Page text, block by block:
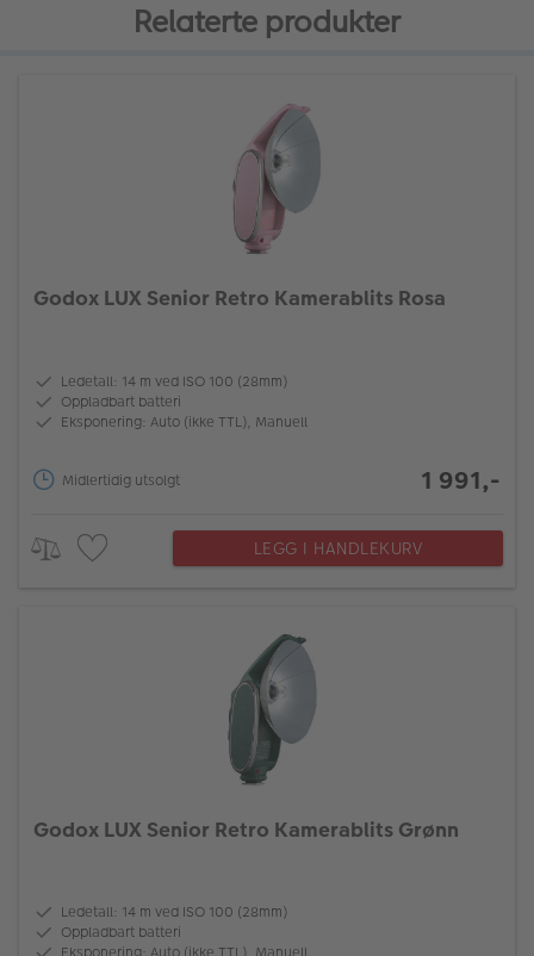
Relaterte produkter
Godox LUX Senior Retro Kamerablits Rosa
Ledetall: 14 m ved ISO 100 (28mm)
Oppladbart batteri
Eksponering: Auto (ikke TTL), Manuell
Midlertidig utsolgt 1 991,-
LEGG I HANDLEKURV
Godox LUX Senior Retro Kamerablits Grønn
Ledetall: 14 m ved ISO 100 (28mm)
Oppladbart batteri